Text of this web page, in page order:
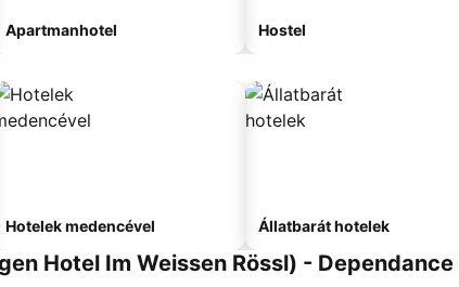
Apartmanhotel Hostel
Hotelek medencével Állatbarát hotelek
Hotel Im Weissen Rössl) - Dependance